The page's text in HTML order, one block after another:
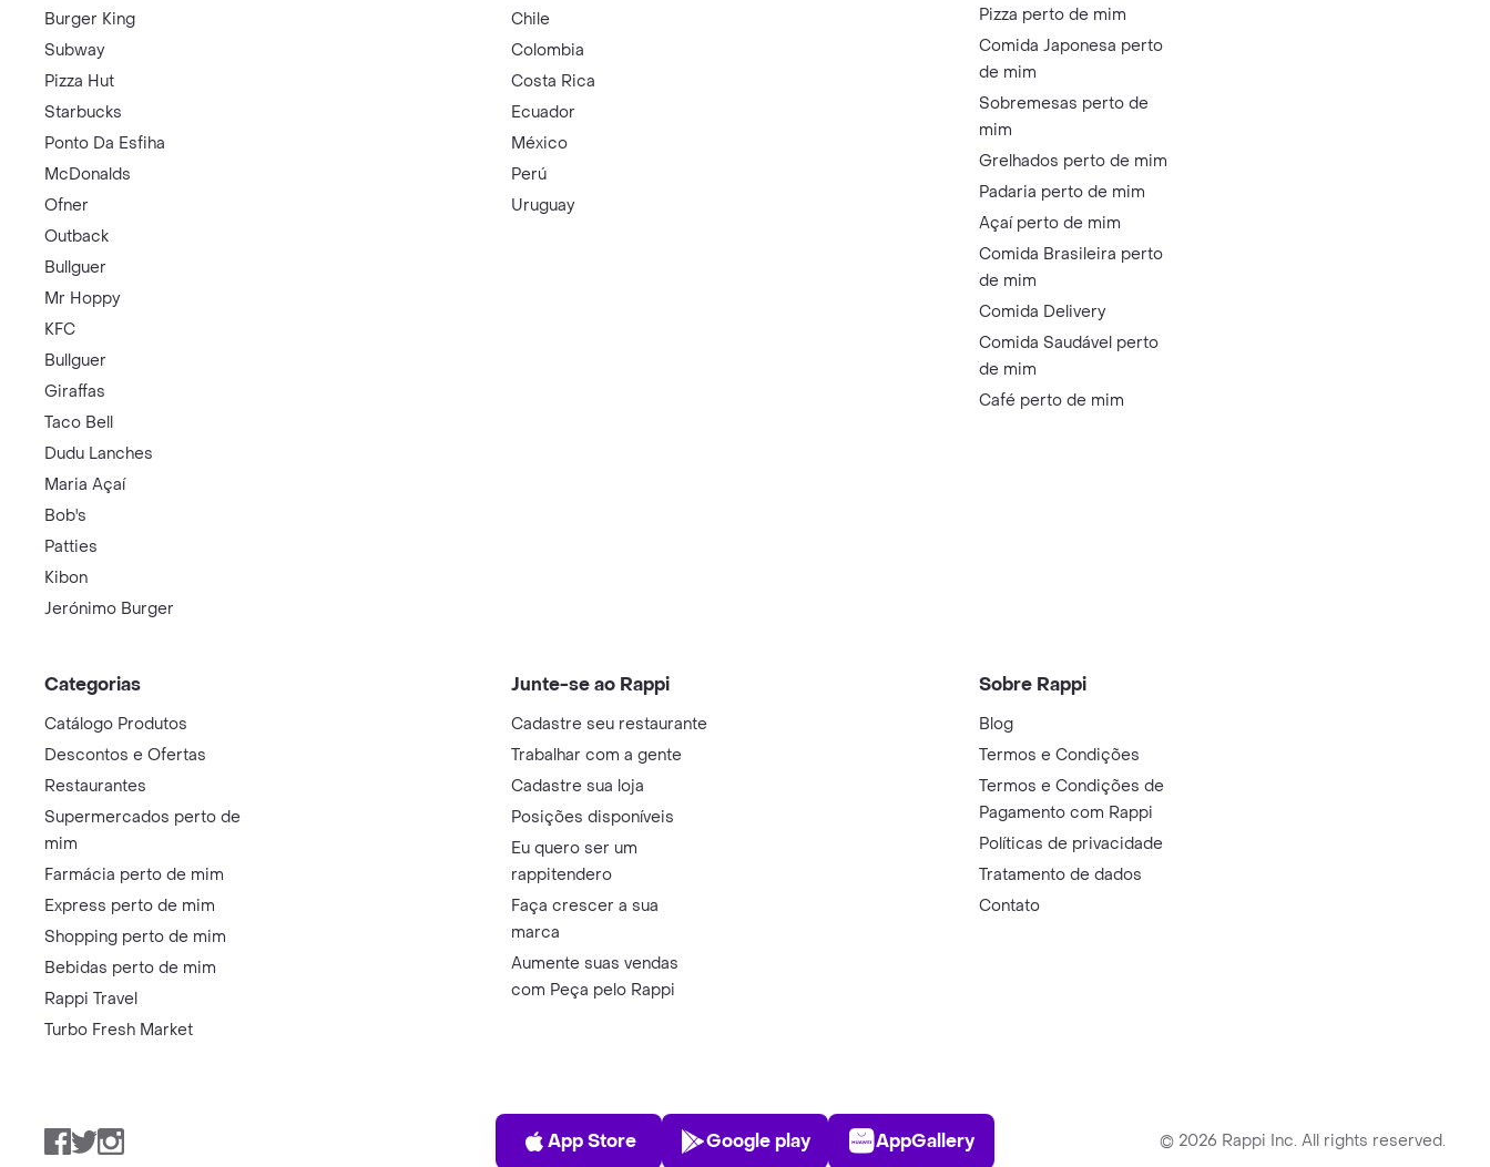
Burger King
Subway
Pizza Hut
Starbucks
Ponto Da Esfiha
McDonalds
Ofner
Outback
Bullguer
Mr Hoppy
KFC
Bullguer
Giraffas
Taco Bell
Dudu Lanches
Maria Açaí
Bob's
Patties
Kibon
Jerónimo Burger
Chile
Colombia
Costa Rica
Ecuador
México
Perú
Uruguay
Pizza perto de mim
Comida Japonesa perto
de mim
Sobremesas perto de
mim
Grelhados perto de mim
Padaria perto de mim
Açaí perto de mim
Comida Brasileira perto
de mim
Comida Delivery
Comida Saudável perto
de mim
Café perto de mim
Categorias
Catálogo Produtos
Descontos e Ofertas
Restaurantes
Supermercados perto de
mim
Farmácia perto de mim
Express perto de mim
Shopping perto de mim
Bebidas perto de mim
Rappi Travel
Turbo Fresh Market
Junte-se ao Rappi
Cadastre seu restaurante
Trabalhar com a gente
Cadastre sua loja
Posições disponíveis
Eu quero ser um
rappitendero
Faça crescer a sua
marca
Aumente suas vendas
com Peça pelo Rappi
Sobre Rappi
Blog
Termos e Condições
Termos e Condições de
Pagamento com Rappi
Políticas de privacidade
Tratamento de dados
Contato
Facebook
TwitterInstagram
App Store
App Store
Play Store
Google play
AppGallery
AppGallery © 2026 Rappi Inc. All rights reserved.